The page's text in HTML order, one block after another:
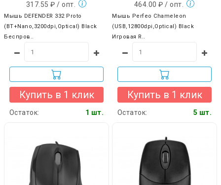
317.55 ₽ / опт.
Мышь DEFENDER 332 Proto
(BT+Nano,3200dpi,Optical) Black
Беспров..
Купить в 1 клик
Остаток: 1 шт.
464.00 ₽ / опт.
Мышь Perfeo Chameleon
(USB,12800dpi,Optical) Black
Игровая R..
Купить в 1 клик
Остаток: 5 шт.